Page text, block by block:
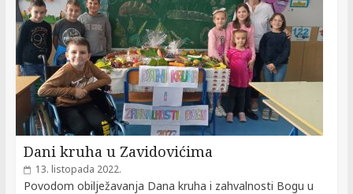
Dani kruha u Zavidovićima
13. listopada 2022.
Povodom obilježavanja Dana kruha i zahvalnosti Bogu u